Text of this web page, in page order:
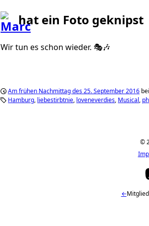
hat ein Foto geknipst
Wir tun es schon wieder. 🎭🎶
Am frühen Nachmittag des 25. September 2016 bei
Hamburg liebestirbtnie loveneverdies Musical
©
←